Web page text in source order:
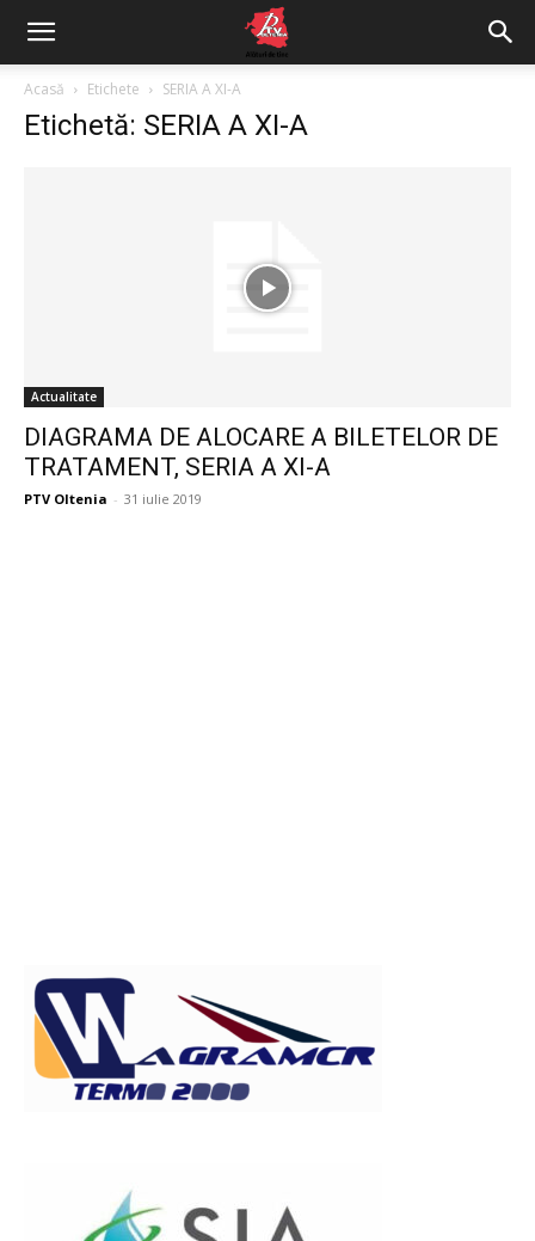
Acasă Etichete SERIA A XI-A
Etichetă: SERIA A XI-A
Actualitate
DIAGRAMA DE ALOCARE A BILETELOR DE
TRATAMENT, SERIA A XI-A
PTV Oltenia - 31 iulie 2019